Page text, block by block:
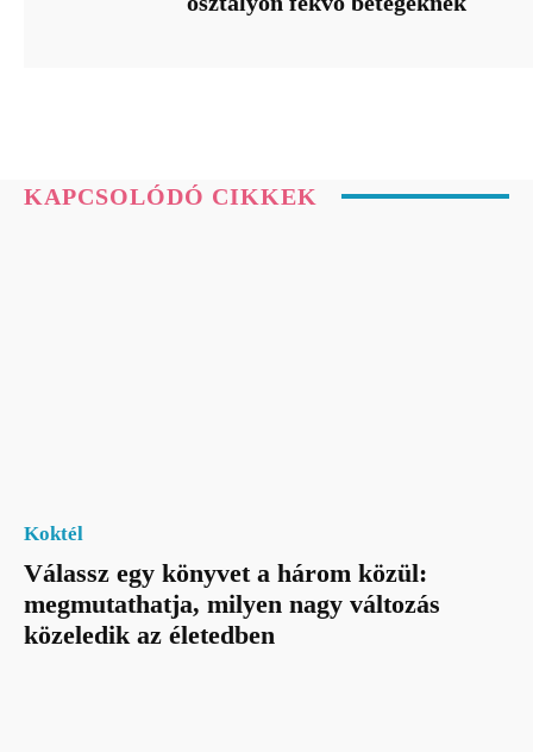
KAPCSOLÓDÓ CIKKEK
Koktél
Válassz egy könyvet a három közül:
megmutathatja, milyen nagy változás
közeledik az életedben